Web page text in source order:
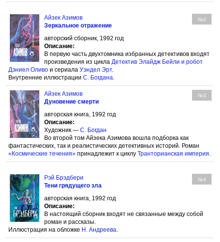
Айзек Азимов №2
Зеркальное отражение
авторский сборник, 1992 год
Описание:
В первую часть двухтомника избранных детективов входят
произведения из цикла Детектив Элайдж Бейли и робот
Дэниел Оливо и сериала Уэндел Эрт.
Внутренние иллюстрации С. Богдана.
Айзек Азимов №3
Дуновение смерти
авторская книга, 1992 год
Описание:
Художник — С. Богдан
Во второй том Айзека Азимова вошла подборка как
фантастических, так и реалистических детективных историй. Роман
«Космические течения» принадлежит к циклу Транторианская империя.
Рэй Брэдбери №4
Тени грядущего зла
авторская книга, 1992 год
Описание:
В настоящий сборник входят не связанные между собой
роман и рассказы.
Иллюстрация на обложке Н. Андреева.